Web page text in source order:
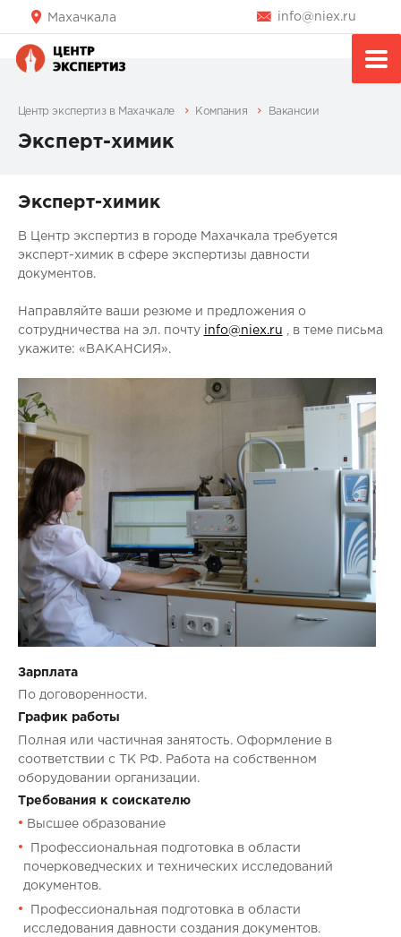
Махачкала info@niex.ru
Центр экспертиз в Махачкале Компания Вакансии
Эксперт-химик
Эксперт-химик
В Центр экспертиз в городе Махачкала требуется
эксперт-химик в сфере экспертизы давности
документов.
Направляйте ваши резюме и предложения о
сотрудничества на эл. почту info@niex.ru , в теме письма
укажите: «ВАКАНСИЯ».
Зарплата
По договоренности.
График работы
Полная или частичная занятость. Оформление в
соответствии с ТК РФ. Работа на собственном
оборудовании организации.
Требования к соискателю
Высшее образование
Профессиональная подготовка в области
почерковедческих и технических исследований
документов.
Профессиональная подготовка в области
исследования давности создания документов.